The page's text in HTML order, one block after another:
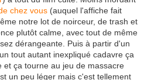
chez vous(auquel l'affiche fait
notre lot de noirceur, de trash et
plutôt calme, avec tout de même
dérangeante. Puis à partir d'un
tout autant inexpliqué cadavre ça
et ça tourne au jeu de massacre
un peu léger mais c'est tellement